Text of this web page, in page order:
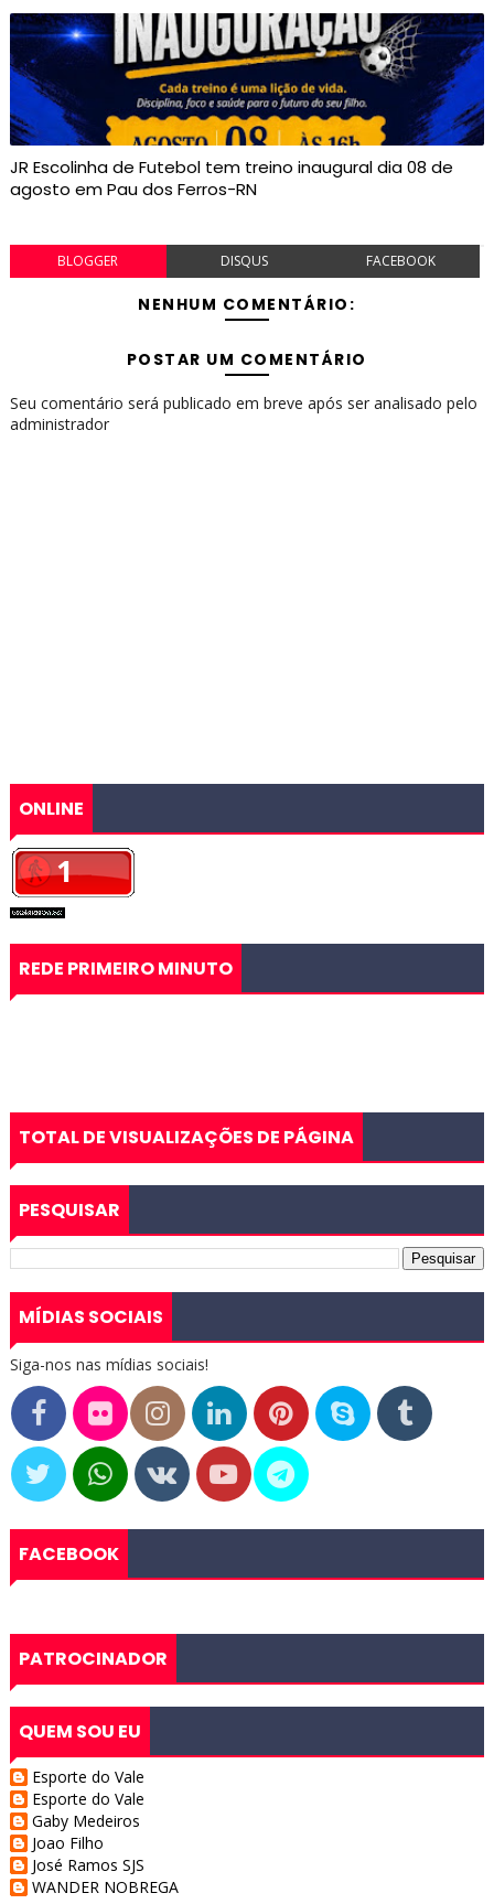
JR Escolinha de Futebol tem treino inaugural dia 08 de
agosto em Pau dos Ferros-RN
BLOGGER DISQUS FACEBOOK
NENHUM COMENTÁRIO:
POSTAR UM COMENTÁRIO
Seu comentário será publicado em breve após ser analisado pelo
administrador
ONLINE
REDE PRIMEIRO MINUTO
TOTAL DE VISUALIZAÇÕES DE PÁGINA
PESQUISAR
MÍDIAS SOCIAIS
Siga-nos nas mídias sociais!
FACEBOOK
PATROCINADOR
QUEM SOU EU
Esporte do Vale
Esporte do Vale
Gaby Medeiros
Joao Filho
José Ramos SJS
WANDER NOBREGA